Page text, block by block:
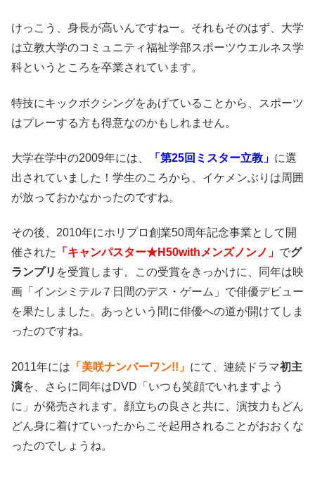
けっこう、身長が高いんですねー。 それもそのはず、大学
は立教大学のコミュニティ福祉学部スポーツウエルネス学
科というところを卒業されています。
特技にキックボクシングをあげていることから、スポーツ
はプレーする方も得意なのかもしれません。
大学在学中の2009年には、 「第25回ミスター立教」 に選
出されていました！ 学生のころから、イケメンぶりは周囲
が放っておかなかったのですね。
その後、2010年にホリプロ創業50周年記念事業として開
催された
「キャンパスター★H50withメンズノンノ」 でグ
ランプリ を受賞します。
この受賞をきっかけに、同年は映
画「インシミテル７日間のデス・ゲーム」で俳優デビュー
を果たしました。 あっという間に俳優への道が開けてしま
ったのですね。
2011年には 「美咲ナンバーワン!!」 にて、連続ドラマ初主
演を、さらに同年はDVD「いつも笑顔でいれますよう
に」が発売されます。 顔立ちの良さと共に、演技力もどん
どん身に着けていったからこそ起用されることがおおくな
ったのでしょうね。